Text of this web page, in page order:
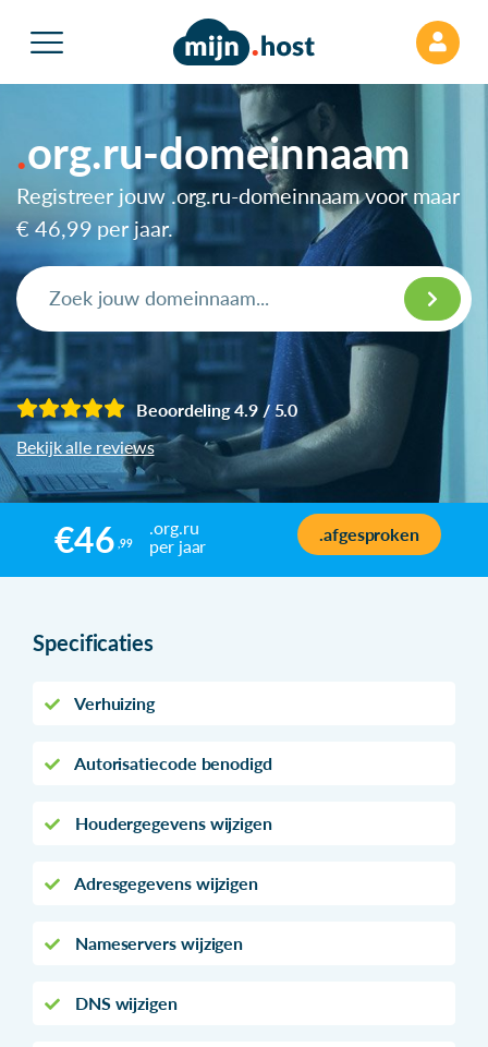
org.ru-domeinnaam
Registreer jouw .org.ru-domeinnaam voor maar
€ 46,99 per jaar.
Beoordeling 4.9 / 5.0
Bekijk alle reviews
€46 ,99
.org.ru
per jaar
.afgesproken
Specificaties
Verhuizing
Autorisatiecode benodigd
Houdergegevens wijzigen
Adresgegevens wijzigen
Nameservers wijzigen
DNS wijzigen